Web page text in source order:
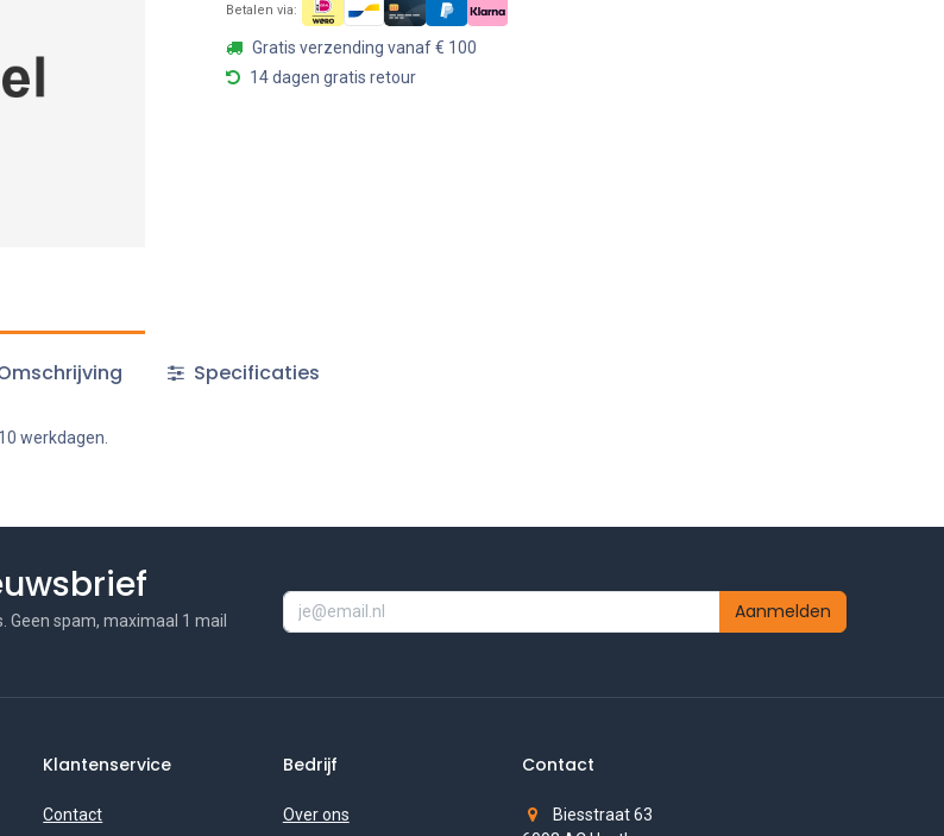
Betalen via:
Gratis verzending vanaf € 100
14 dagen gratis retour
Specificaties
werkdagen.
spam, maximaal 1 mail
Aanmelden
Klantenservice
Contact
Bedrijf
Over ons
Contact
Biesstraat 63